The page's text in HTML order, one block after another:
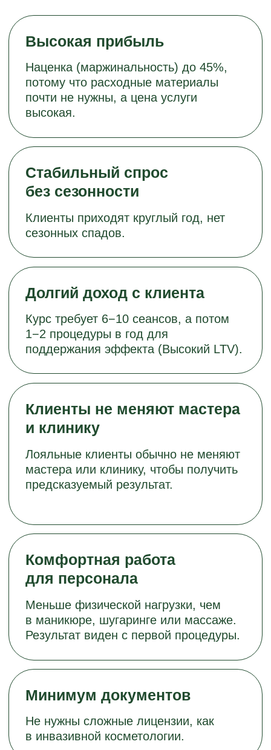
Качественный сервис делает высокие
чеки и постоянных клиентов
70% доходов
приходится на продажу абонементов
на услуги в салонах
более 50% клиентов
становятся постоянными,
а на отдельных точках — до 80%
7 500₽
средний чек нового клиента
13 СОБСТВЕННЫХ
ТОЧЕК
мы сначала оттачиваем